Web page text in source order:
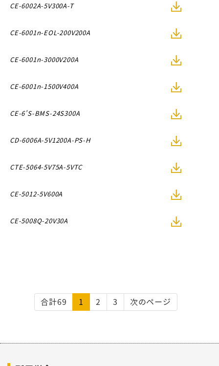
CE-6002A-5V300A-T
CE-6001n-EOL-200V200A
CE-6001n-3000V200A
CE-6001n-1500V400A
CE-6'S-BMS-24S300A
CD-6006A-5V1200A-PS-H
CTE-5064-5V75A-5VTC
CE-5012-5V600A
CE-5008Q-20V30A
合計69 1 2 3 次のページ